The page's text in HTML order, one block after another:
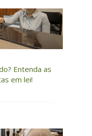
Entenda as
em lei!